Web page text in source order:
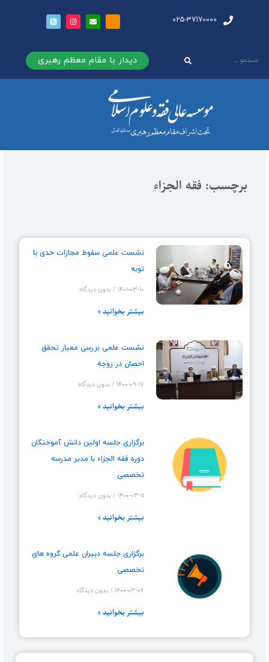
025-37170000
دیدار با مقام معظم رهبری
برچسب: فقه الجزاء
نشست علمی سقوط مجازات حدی با
توبه
۱۴۰۱-۰۳-۱۰ بدون دیدگاه
بیشتر بخوانید »
نشست علمی بررسی معیار تحقق
احصان در زوجه
۱۴۰۰-۰۹-۱۷ بدون دیدگاه
بیشتر بخوانید »
برگزاری جلسه اولین دانش آموختگان
دوره فقه الجزاء با مدیر مدرسه
تخصصی
۱۴۰۰-۰۳-۱۱ بدون دیدگاه
بیشتر بخوانید »
برگزاری جلسه دبیران علمی گروه های
تخصصی
۱۴۰۰-۰۳-۰۶ بدون دیدگاه
بیشتر بخوانید »